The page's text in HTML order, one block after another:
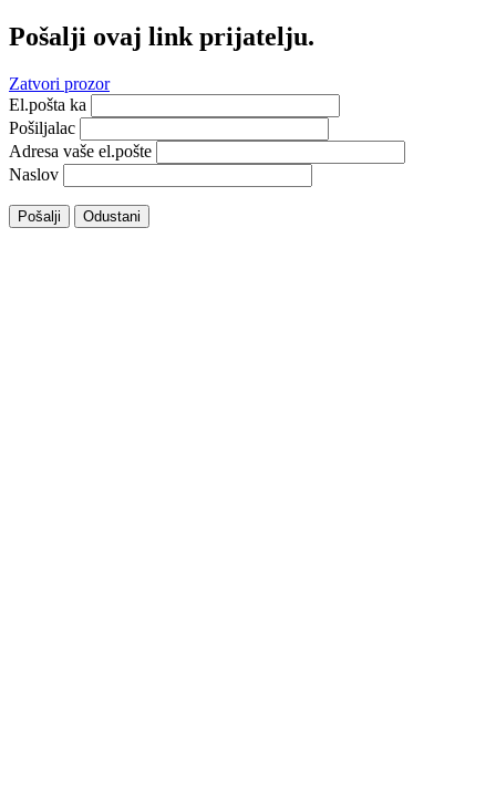
Pošalji ovaj link prijatelju.
Zatvori prozor
El.pošta ka
Pošiljalac
Adresa vaše el.pošte
Naslov
Pošalji Odustani